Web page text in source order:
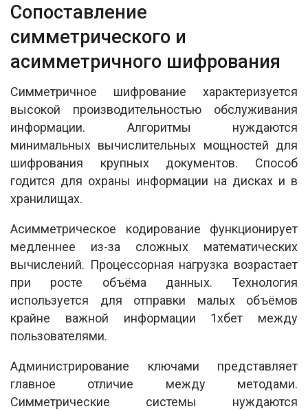
Сопоставление
симметрического и
асимметричного шифрования
Симметричное шифрование характеризуется
высокой производительностью обслуживания
информации. Алгоритмы нуждаются
минимальных вычислительных мощностей для
шифрования крупных документов. Способ
годится для охраны информации на дисках и в
хранилищах.
Асимметрическое кодирование функционирует
медленнее из-за сложных математических
вычислений. Процессорная нагрузка возрастает
при росте объёма данных. Технология
используется для отправки малых объёмов
крайне важной информации 1хбет между
пользователями.
Администрирование ключами представляет
главное отличие между методами.
Симметрические системы нуждаются